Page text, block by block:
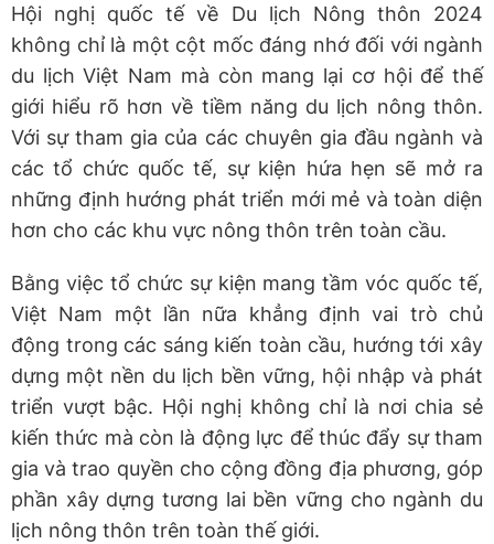
Hội nghị quốc tế về Du lịch Nông thôn 2024
không chỉ là một cột mốc đáng nhớ đối với ngành
du lịch Việt Nam mà còn mang lại cơ hội để thế
giới hiểu rõ hơn về tiềm năng du lịch nông thôn.
Với sự tham gia của các chuyên gia đầu ngành và
các tổ chức quốc tế, sự kiện hứa hẹn sẽ mở ra
những định hướng phát triển mới mẻ và toàn diện
hơn cho các khu vực nông thôn trên toàn cầu.
Bằng việc tổ chức sự kiện mang tầm vóc quốc tế,
Việt Nam một lần nữa khẳng định vai trò chủ
động trong các sáng kiến toàn cầu, hướng tới xây
dựng một nền du lịch bền vững, hội nhập và phát
triển vượt bậc. Hội nghị không chỉ là nơi chia sẻ
kiến thức mà còn là động lực để thúc đẩy sự tham
gia và trao quyền cho cộng đồng địa phương, góp
phần xây dựng tương lai bền vững cho ngành du
lịch nông thôn trên toàn thế giới.